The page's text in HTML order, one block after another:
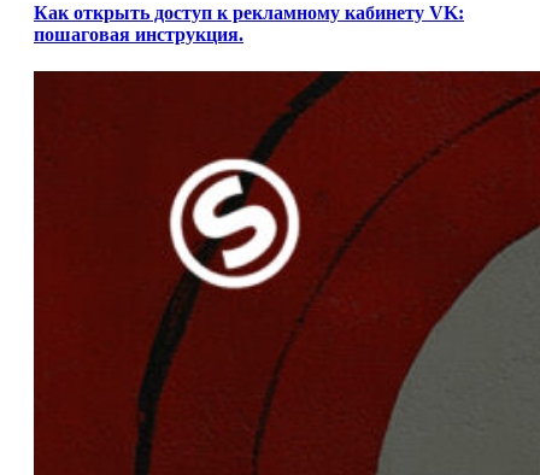
Как открыть доступ к рекламному кабинету VK:
пошаговая инструкция.